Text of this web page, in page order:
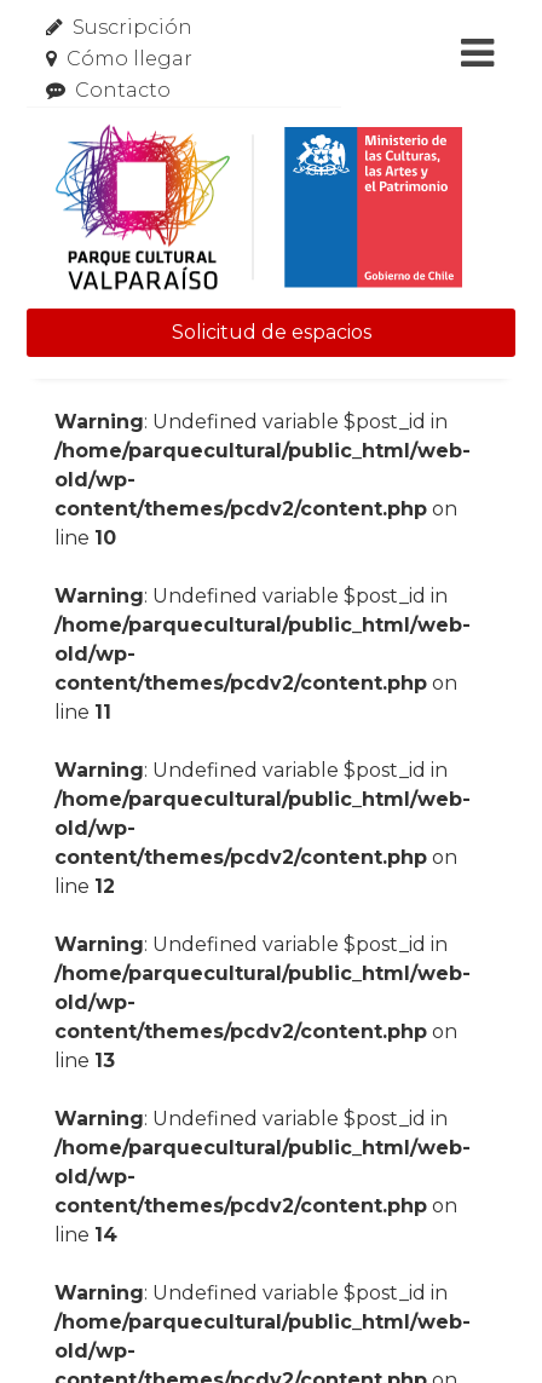
Suscripción
Cómo llegar
Contacto
Solicitud de espacios
Warning: Undefined variable $post_id in
/home/parquecultural/public_html/web-
old/wp-
content/themes/pcdv2/content.phpon
line 10
Warning: Undefined variable $post_id in
/home/parquecultural/public_html/web-
old/wp-
content/themes/pcdv2/content.phpon
line 11
Warning: Undefined variable $post_id in
/home/parquecultural/public_html/web-
old/wp-
content/themes/pcdv2/content.phpon
line 12
Warning: Undefined variable $post_id in
/home/parquecultural/public_html/web-
old/wp-
content/themes/pcdv2/content.phpon
line 13
Warning: Undefined variable $post_id in
/home/parquecultural/public_html/web-
old/wp-
content/themes/pcdv2/content.phpon
line 14
Warning: Undefined variable $post_id in
/home/parquecultural/public_html/web-
old/wp-